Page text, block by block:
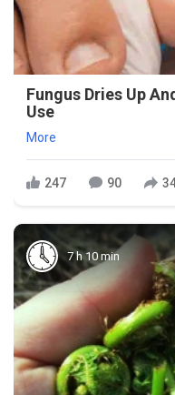
Fungus Dries Up
Use
More
247 90
7 h 10 min